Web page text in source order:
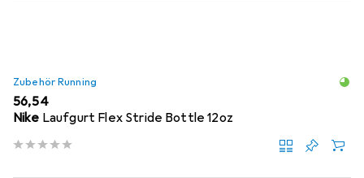
Zubehör Running
EUR
56,54
Nike Laufgurt Flex Stride Bottle 12oz